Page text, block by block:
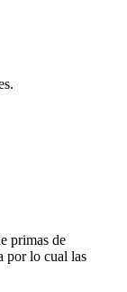
primas de
por lo cual las